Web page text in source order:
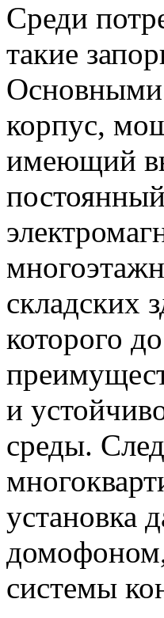
Среди
такие
Основными
корпус,
имеющий
складских
которого
и
среды.
установка
системы